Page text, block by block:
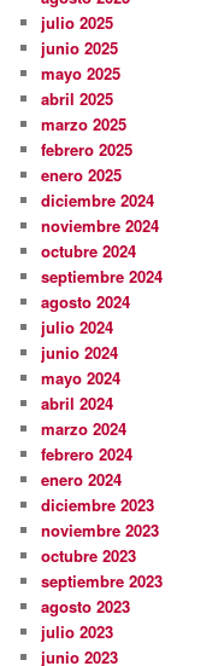
julio 2025
junio 2025
mayo 2025
abril 2025
marzo 2025
febrero 2025
enero 2025
diciembre 2024
noviembre 2024
octubre 2024
septiembre 2024
agosto 2024
julio 2024
junio 2024
mayo 2024
abril 2024
marzo 2024
febrero 2024
enero 2024
diciembre 2023
noviembre 2023
octubre 2023
septiembre 2023
agosto 2023
julio 2023
junio 2023